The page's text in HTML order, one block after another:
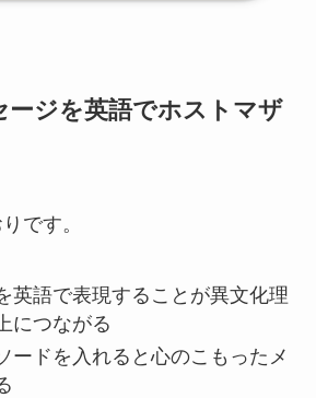
ージを英語でホストマザ
です。
英語で表現することが異文化理
につながる
ードを入れると心のこもったメ